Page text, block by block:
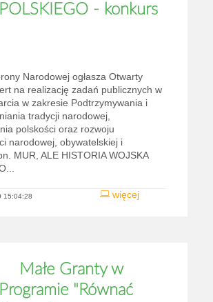
POLSKIEGO - konkurs
Narodowej ogłasza Otwarty
na realizację zadań publicznych w
w zakresie Podtrzymywania i
tradycji narodowej,
polskości oraz rozwoju
narodowej, obywatelskiej i
MUR, ALE HISTORIA WOJSKA
więcej
15:04:28
Małe Granty w
Programie "Równać